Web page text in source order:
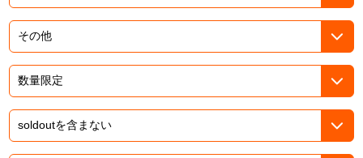
ガンダムシリーズ
ドラゴンボール
ラブライブ！